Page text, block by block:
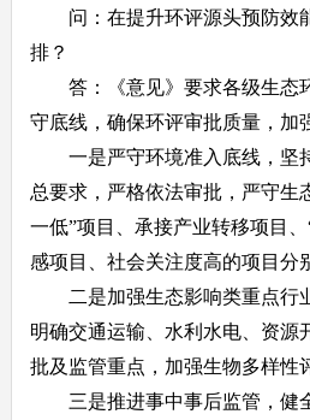
问：在提升环评源头预防效
排？
答：《意见》要求各级生态
守底线，确保环评审批质量，加
一是严守环境准入底线，坚
总要求，严格依法审批，严守生
一低”项目、承接产业转移项目
感项目、社会关注度高的项目分
二是加强生态影响类重点行
明确交通运输、水利水电、资源
批及监管重点，加强生物多样性
三是推进事中事后监管，健